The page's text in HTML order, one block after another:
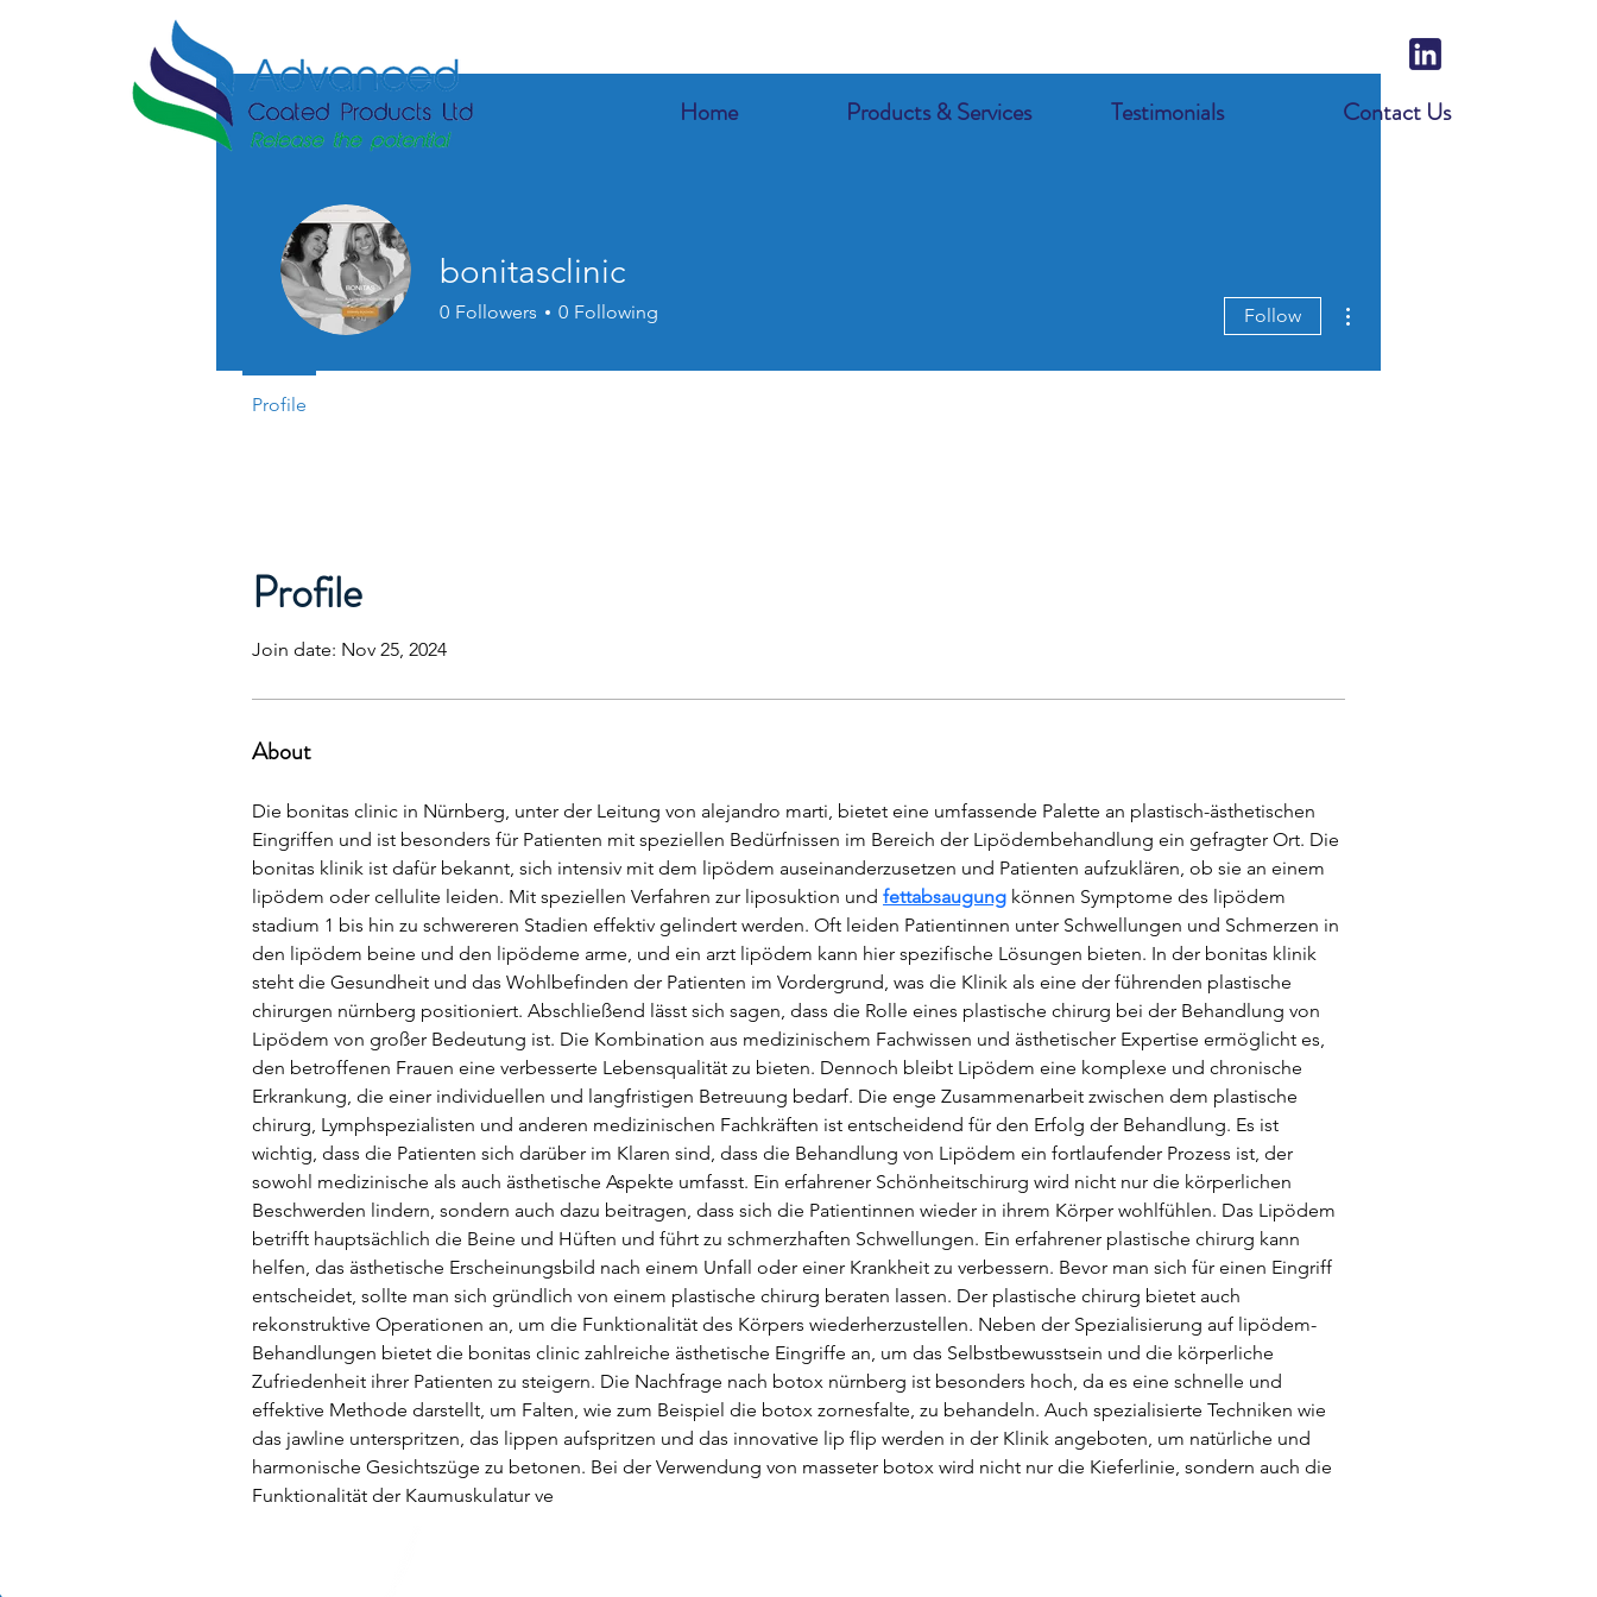
Home Products & Services Testimonials Contact Us
Profile
Join date: Nov 25, 2024
About
Die bonitas clinic in Nürnberg, unter der Leitung von alejandro marti, bietet eine umfassende Palette an plastisch-ästhetischen
Eingriffen und ist besonders für Patienten mit speziellen Bedürfnissen im Bereich der Lipödembehandlung ein gefragter Ort. Die
bonitas klinik ist dafür bekannt, sich intensiv mit dem lipödem auseinanderzusetzen und Patienten aufzuklären, ob sie an einem
lipödem oder cellulite leiden. Mit speziellen Verfahren zur liposuktion und fettabsaugung können Symptome des lipödem
stadium 1 bis hin zu schwereren Stadien effektiv gelindert werden. Oft leiden Patientinnen unter Schwellungen und Schmerzen in
den lipödem beine und den lipödeme arme, und ein arzt lipödem kann hier spezifische Lösungen bieten. In der bonitas klinik
steht die Gesundheit und das Wohlbefinden der Patienten im Vordergrund, was die Klinik als eine der führenden plastische
chirurgen nürnberg positioniert. Abschließend lässt sich sagen, dass die Rolle eines plastische chirurg bei der Behandlung von
Lipödem von großer Bedeutung ist. Die Kombination aus medizinischem Fachwissen und ästhetischer Expertise ermöglicht es,
den betroffenen Frauen eine verbesserte Lebensqualität zu bieten. Dennoch bleibt Lipödem eine komplexe und chronische
Erkrankung, die einer individuellen und langfristigen Betreuung bedarf. Die enge Zusammenarbeit zwischen dem plastische
chirurg, Lymphspezialisten und anderen medizinischen Fachkräften ist entscheidend für den Erfolg der Behandlung. Es ist
wichtig, dass die Patienten sich darüber im Klaren sind, dass die Behandlung von Lipödem ein fortlaufender Prozess ist, der
sowohl medizinische als auch ästhetische Aspekte umfasst. Ein erfahrener Schönheitschirurg wird nicht nur die körperlichen
Beschwerden lindern, sondern auch dazu beitragen, dass sich die Patientinnen wieder in ihrem Körper wohlfühlen. Das Lipödem
betrifft hauptsächlich die Beine und Hüften und führt zu schmerzhaften Schwellungen. Ein erfahrener plastische chirurg kann
helfen, das ästhetische Erscheinungsbild nach einem Unfall oder einer Krankheit zu verbessern. Bevor man sich für einen Eingriff
entscheidet, sollte man sich gründlich von einem plastische chirurg beraten lassen. Der plastische chirurg bietet auch
rekonstruktive Operationen an, um die Funktionalität des Körpers wiederherzustellen. Neben der Spezialisierung auf lipödem-
Behandlungen bietet die bonitas clinic zahlreiche ästhetische Eingriffe an, um das Selbstbewusstsein und die körperliche
Zufriedenheit ihrer Patienten zu steigern. Die Nachfrage nach botox nürnberg ist besonders hoch, da es eine schnelle und
effektive Methode darstellt, um Falten, wie zum Beispiel die botox zornesfalte, zu behandeln. Auch spezialisierte Techniken wie
das jawline unterspritzen, das lippen aufspritzen und das innovative lip flip werden in der Klinik angeboten, um natürliche und
harmonische Gesichtszüge zu betonen. Bei der Verwendung von masseter botox wird nicht nur die Kieferlinie, sondern auch die
Funktionalität der Kaumuskulatur ve
bonitasclinic
0 Followers 0 Following Follow
Profile